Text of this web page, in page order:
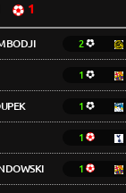
1
2
1
1
1
1